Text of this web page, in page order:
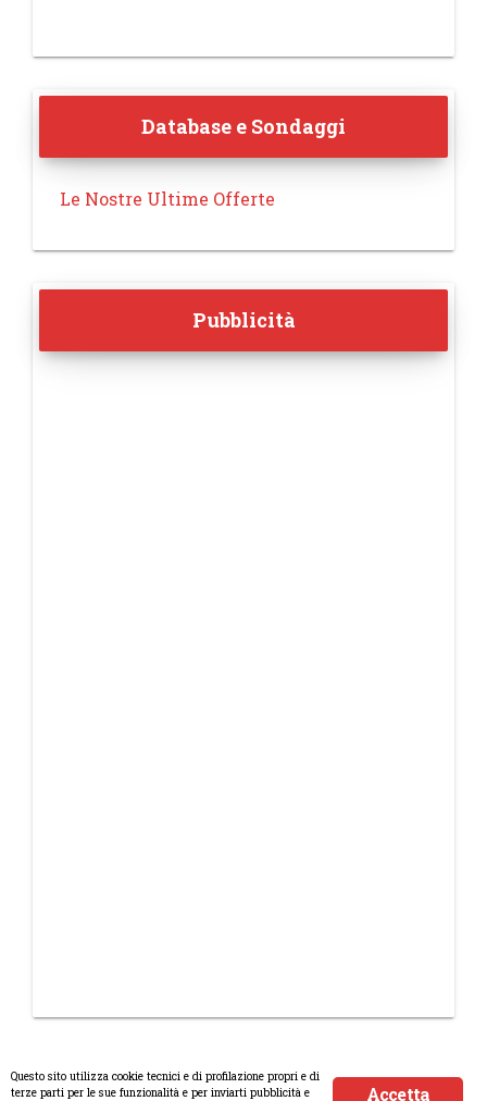
Database e Sondaggi
Le Nostre Ultime Offerte
Pubblicità
Accetta
Questo sito utilizza cookie tecnici e di profilazione propri e di
terze parti per le sue funzionalità e per inviarti pubblicità e